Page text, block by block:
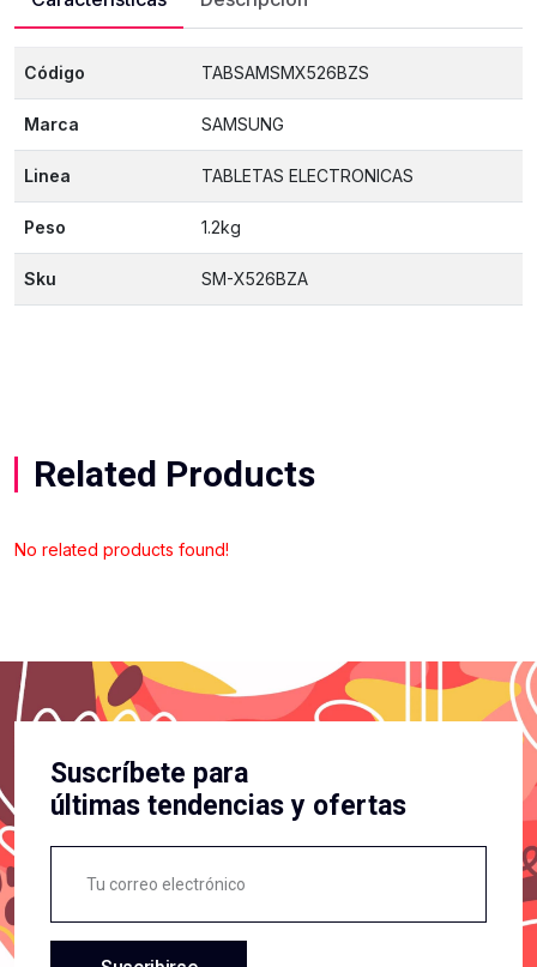
Código TABSAMSMX526BZS
Marca SAMSUNG
Linea TABLETAS ELECTRONICAS
Peso 1.2kg
Sku SM-X526BZA
Related Products
No related products found!
Suscríbete para
últimas tendencias y ofertas